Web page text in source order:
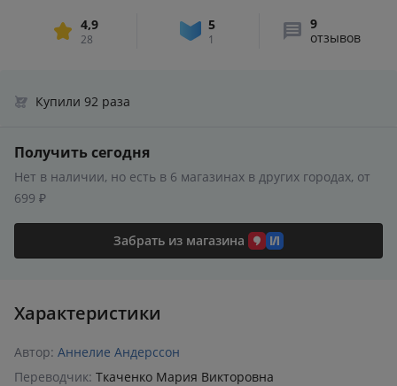
4,9
28
5
1
9
отзывов
Купили 92 раза
Получить сегодня
Нет в наличии, но есть в 6 магазинах в других городах, от
699 ₽
Забрать из магазина
Характеристики
Автор: Аннелие Андерссон
Переводчик: Ткаченко Мария Викторовна